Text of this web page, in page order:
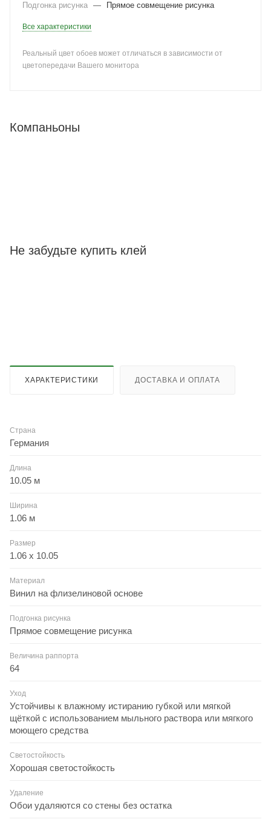
Подгонка рисунка — Прямое совмещение рисунка
Все характеристики
Реальный цвет обоев может отличаться в зависимости от
цветопередачи Вашего монитора
Компаньоны
Не забудьте купить клей
ХАРАКТЕРИСТИКИ ДОСТАВКА И ОПЛАТА
Страна
Германия
Длина
10.05 м
Ширина
1.06 м
Размер
1.06 x 10.05
Материал
Винил на флизелиновой основе
Подгонка рисунка
Прямое совмещение рисунка
Величина раппорта
64
Уход
Устойчивы к влажному истиранию губкой или мягкой
щёткой с использованием мыльного раствора или мягкого
моющего средства
Светостойкость
Хорошая светостойкость
Удаление
Обои удаляются со стены без остатка